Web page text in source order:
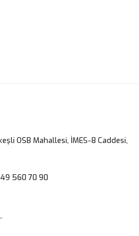
görüntülenemiyor.
pahalı.
olmalı.
OSB Mahallesi, İMES-8 Caddesi,
560 70 90